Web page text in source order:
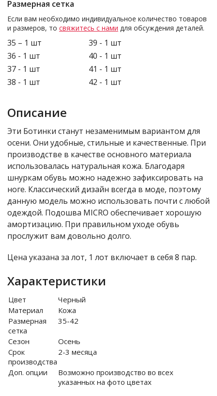
Размерная сетка
Если вам необходимо индивидуальное количество товаров
и размеров, то свяжитесь с нами для обсуждения деталей.
35 – 1 шт
36 - 1 шт
37 - 1 шт
38 - 1 шт
39 - 1 шт
40 - 1 шт
41 - 1 шт
42 - 1 шт
Описание
Эти Ботинки станут незаменимым вариантом для
осени. Они удобные, стильные и качественные. При
производстве в качестве основного материала
использовалась натуральная кожа. Благодаря
шнуркам обувь можно надежно зафиксировать на
ноге. Классический дизайн всегда в моде, поэтому
данную модель можно использовать почти с любой
одеждой. Подошва MICRO обеспечивает хорошую
амортизацию. При правильном уходе обувь
прослужит вам довольно долго.
Цена указана за лот, 1 лот включает в себя 8 пар.
Характеристики
Цвет
Черный
Материал
Кожа
Размерная
сетка
35-42
Сезон
Осень
Срок
производства
2-3 месяца
Доп. опции
Возможно производство во всех
указанных на фото цветах